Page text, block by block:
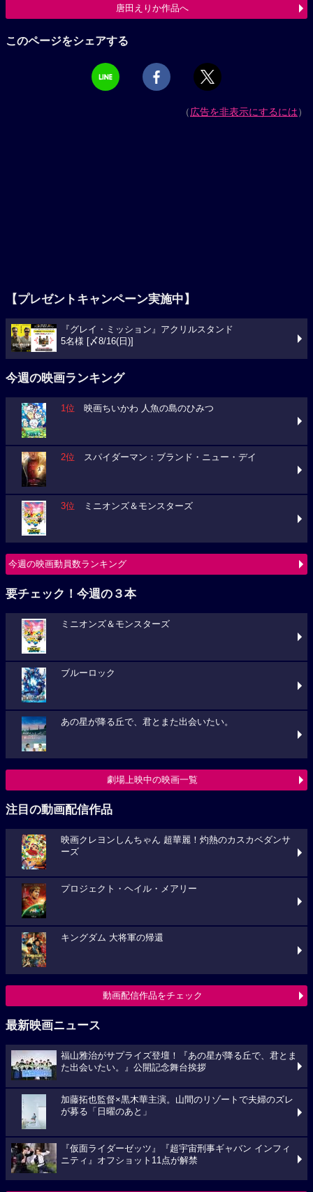
唐田えりか作品へ
このページをシェアする
（広告を非表示にするには）
【プレゼントキャンペーン実施中】
『グレイ・ミッション』アクリルスタンド
5名様 [〆8/16(日)]
今週の映画ランキング
1位 映画ちいかわ 人魚の島のひみつ
2位 スパイダーマン：ブランド・ニュー・デイ
3位 ミニオンズ＆モンスターズ
今週の映画動員数ランキング
要チェック！今週の３本
ミニオンズ＆モンスターズ
ブルーロック
あの星が降る丘で、君とまた出会いたい。
劇場上映中の映画一覧
注目の動画配信作品
映画クレヨンしんちゃん 超華麗！灼熱のカスカベダンサ
ーズ
プロジェクト・ヘイル・メアリー
キングダム 大将軍の帰還
動画配信作品をチェック
最新映画ニュース
福山雅治がサプライズ登壇！『あの星が降る丘で、君とま
た出会いたい。』公開記念舞台挨拶
加藤拓也監督×黒木華主演。山間のリゾートで夫婦のズレ
が募る「日曜のあと」
『仮面ライダーゼッツ』『超宇宙刑事ギャバン インフィ
ニティ』オフショット11点が解禁